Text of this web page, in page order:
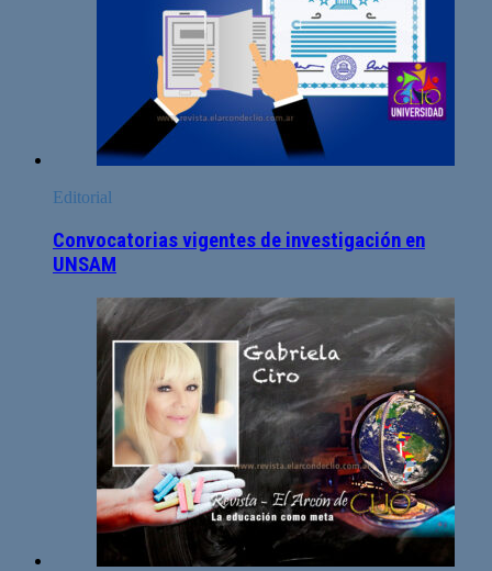
Editorial
Convocatorias vigentes de investigación en
UNSAM